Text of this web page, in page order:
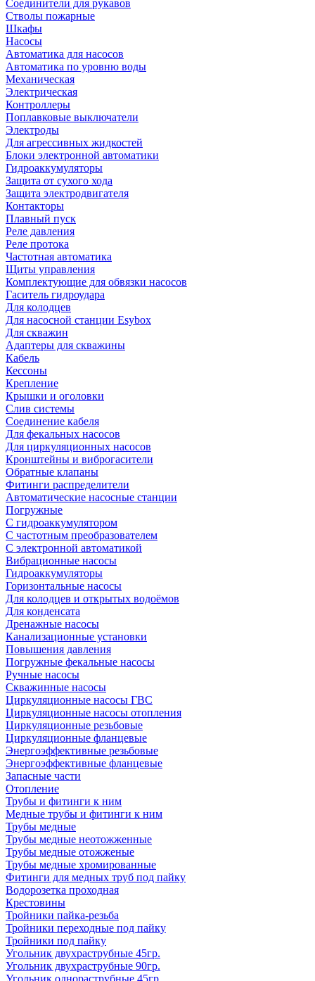
Соединители для рукавов
Стволы пожарные
Шкафы
Насосы
Автоматика для насосов
Автоматика по уровню воды
Механическая
Электрическая
Контроллеры
Поплавковые выключатели
Электроды
Для агрессивных жидкостей
Блоки электронной автоматики
Гидроаккумуляторы
Защита от сухого хода
Защита электродвигателя
Контакторы
Плавный пуск
Реле давления
Реле протока
Частотная автоматика
Щиты управления
Комплектующие для обвязки насосов
Гаситель гидроудара
Для колодцев
Для насосной станции Esybox
Для скважин
Адаптеры для скважины
Кабель
Кессоны
Крепление
Крышки и оголовки
Слив системы
Соединение кабеля
Для фекальных насосов
Для циркуляционных насосов
Кронштейны и виброгасители
Обратные клапаны
Фитинги распределители
Автоматические насосные станции
Погружные
С гидроаккумулятором
С частотным преобразователем
С электронной автоматикой
Вибрационные насосы
Гидроаккумуляторы
Горизонтальные насосы
Для колодцев и открытых водоёмов
Для конденсата
Дренажные насосы
Канализационные установки
Повышения давления
Погружные фекальные насосы
Ручные насосы
Скважинные насосы
Циркуляционные насосы ГВС
Циркуляционные насосы отопления
Циркуляционные резьбовые
Циркуляционные фланцевые
Энергоэффективные резьбовые
Энергоэффективные фланцевые
Запасные части
Отопление
Трубы и фитинги к ним
Медные трубы и фитинги к ним
Трубы медные
Трубы медные неотожженные
Трубы медные отожженые
Трубы медные хромированные
Фитинги для медных труб под пайку
Водорозетка проходная
Крестовины
Тройники пайка-резьба
Тройники переходные под пайку
Тройники под пайку
Угольник двухраструбные 45гр.
Угольник двухраструбные 90гр.
Угольник однораструбные 45гр.